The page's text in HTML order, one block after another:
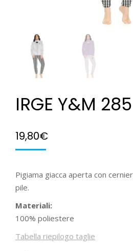
IRGE Y&M 285
19,80€
Pigiama giacca aperta con
pile.
Materiali:
100% poliestere
Tabella riepilogo taglie